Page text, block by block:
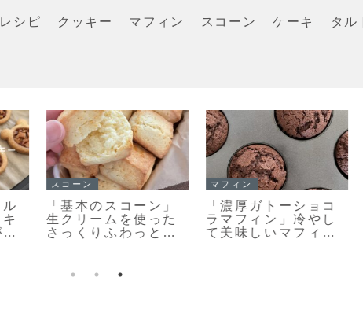
レシピ クッキー マフィン スコーン ケーキ タル
トーショコ
」冷やし
マフィン
クッキー
「おやつ何がい
い？」あっという間
になくなります♡栗
イチ押し！！
「メロンパン
ー」ちっちゃ
わいい♡まる